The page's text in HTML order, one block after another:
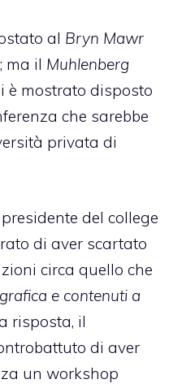
al Bryn Mawr
ma il Muhlenberg
è mostrato disposto
che sarebbe
privata di
presidente del college
di aver scartato
circa quello che
e contenuti a
risposta, il
di aver
un workshop